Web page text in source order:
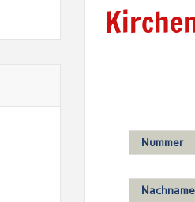
Nummer
Nachname